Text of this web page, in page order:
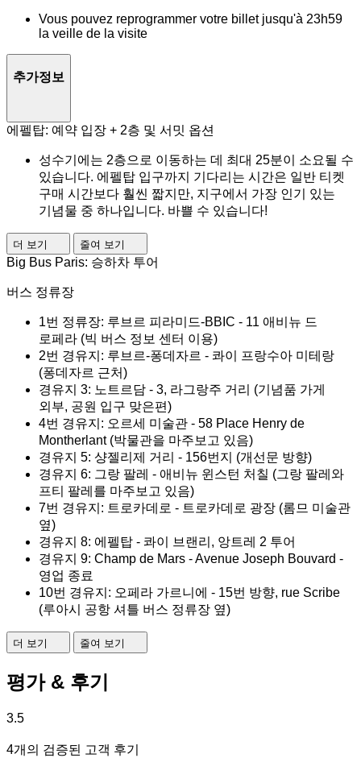
Vous pouvez reprogrammer votre billet jusqu'à 23h59
la veille de la visite
추가정보
에펠탑: 예약 입장 + 2층 및 서밋 옵션
성수기에는 2층으로 이동하는 데 최대 25분이 소요될 수
있습니다. 에펠탑 입구까지 기다리는 시간은 일반 티켓
구매 시간보다 훨씬 짧지만, 지구에서 가장 인기 있는
기념물 중 하나입니다. 바쁠 수 있습니다!
더 보기 줄여 보기
Big Bus Paris: 승하차 투어
버스 정류장
1번 정류장: 루브르 피라미드-BBIC - 11 애비뉴 드
로페라 (빅 버스 정보 센터 이용)
2번 경유지: 루브르-퐁데자르 - 콰이 프랑수아 미테랑
(퐁데자르 근처)
경유지 3: 노트르담 - 3, 라그랑주 거리 (기념품 가게
외부, 공원 입구 맞은편)
4번 경유지: 오르세 미술관 - 58 Place Henry de
Montherlant (박물관을 마주보고 있음)
경유지 5: 샹젤리제 거리 - 156번지 (개선문 방향)
경유지 6: 그랑 팔레 - 애비뉴 윈스턴 처칠 (그랑 팔레와
프티 팔레를 마주보고 있음)
7번 경유지: 트로카데로 - 트로카데로 광장 (롬므 미술관
옆)
경유지 8: 에펠탑 - 콰이 브랜리, 앙트레 2 투어
경유지 9: Champ de Mars - Avenue Joseph Bouvard -
영업 종료
10번 경유지: 오페라 가르니에 - 15번 방향, rue Scribe
(루아시 공항 셔틀 버스 정류장 옆)
더 보기 줄여 보기
평가 & 후기
3.5
4개의 검증된 고객 후기